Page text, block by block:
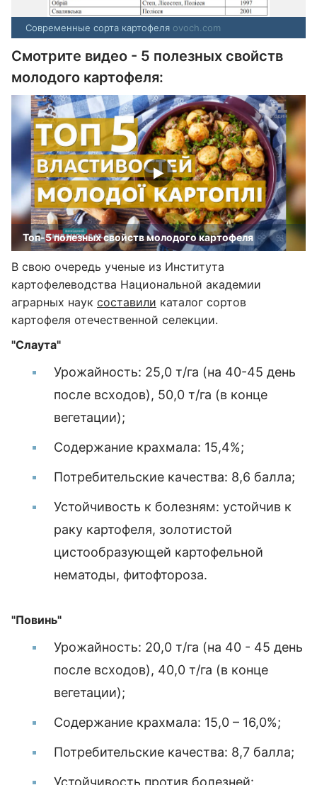
Современные сорта картофеля ovoch.com
Смотрите видео - 5 полезных свойств
молодого картофеля:
Топ-5 полезных свойств молодого картофеля
В свою очередь ученые из Института
картофелеводства Национальной академии
аграрных наук составили каталог сортов
картофеля отечественной селекции.
"Слаута"
Урожайность: 25,0 т/га (на 40-45 день
после всходов), 50,0 т/га (в конце
вегетации);
Содержание крахмала: 15,4%;
Потребительские качества: 8,6 балла;
Устойчивость к болезням: устойчив к
раку картофеля, золотистой
цистообразующей картофельной
нематоды, фитофтороза.
"Повинь"
Урожайность: 20,0 т/га (на 40 - 45 день
после всходов), 40,0 т/га (в конце
вегетации);
Содержание крахмала: 15,0 – 16,0%;
Потребительские качества: 8,7 балла;
Устойчивость против болезней: